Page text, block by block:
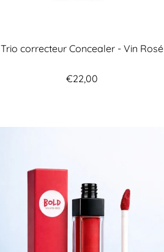
Trio correcteur Concealer - Vin Rosé
€22,00